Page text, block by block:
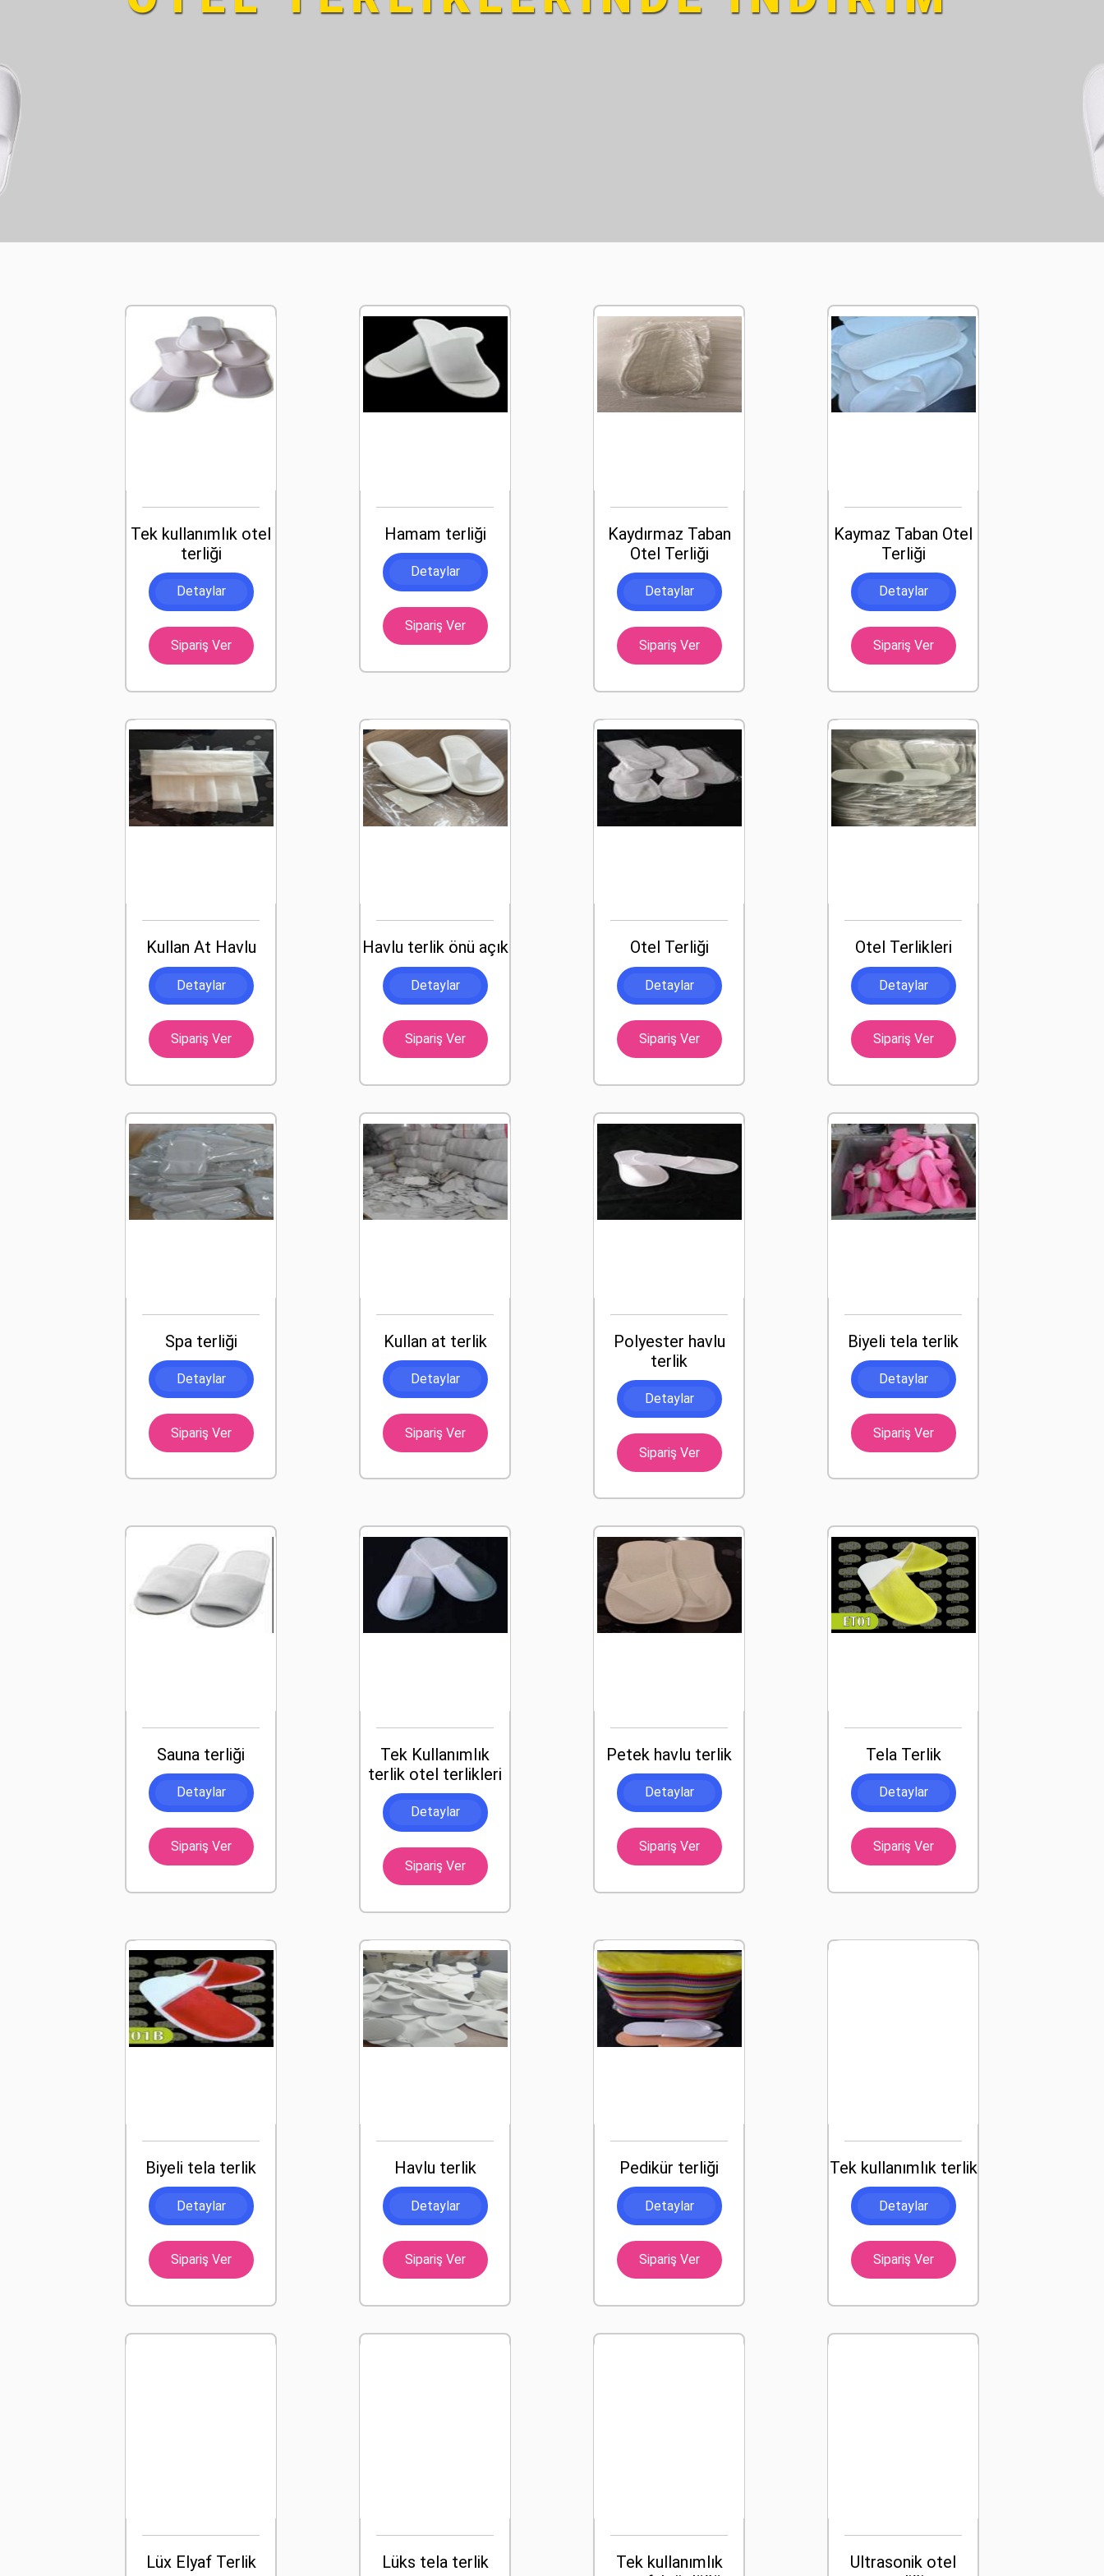
Tek kullanımlık otel
terliği
Detaylar
Sipariş Ver
Hamam terliği
Detaylar
Sipariş Ver
Kaydırmaz Taban
Otel Terliği
Detaylar
Sipariş Ver
Kaymaz Taban Otel
Terliği
Detaylar
Sipariş Ver
Kullan At Havlu
Detaylar
Sipariş Ver
Havlu terlik önü açık
Detaylar
Sipariş Ver
Otel Terliği
Detaylar
Sipariş Ver
Otel Terlikleri
Detaylar
Sipariş Ver
Spa terliği
Detaylar
Sipariş Ver
Kullan at terlik
Detaylar
Sipariş Ver
Polyester havlu
terlik
Detaylar
Sipariş Ver
Biyeli tela terlik
Detaylar
Sipariş Ver
Sauna terliği
Detaylar
Sipariş Ver
Tek Kullanımlık
terlik otel terlikleri
Detaylar
Sipariş Ver
Petek havlu terlik
Detaylar
Sipariş Ver
Tela Terlik
Detaylar
Sipariş Ver
Biyeli tela terlik
Detaylar
Sipariş Ver
Havlu terlik
Detaylar
Sipariş Ver
Pedikür terliği
Detaylar
Sipariş Ver
Tek kullanımlık terlik
Detaylar
Sipariş Ver
Lüx Elyaf Terlik Lüks tela terlik
Tek kullanımlık
Ultrasonik otel